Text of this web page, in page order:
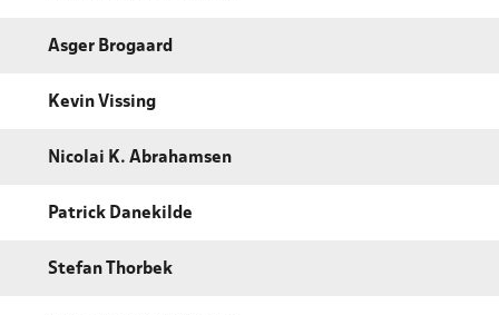
Asger Brogaard
Kevin Vissing
Nicolai K. Abrahamsen
Patrick Danekilde
Stefan Thorbek